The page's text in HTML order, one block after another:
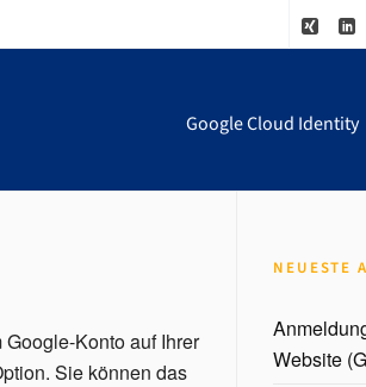
Google Cloud Identity
Konto auf Ihrer
Sie können das
NEUESTE
Website